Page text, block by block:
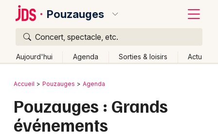
Pouzauges
Concert, spectacle, etc.
Aujourd'hui Agenda Sorties & loisirs Actu
Publier un événement
Bordeaux
Colmar
Retour
Accueil Pouzauges Agenda
Pouzauges : Grands
événements
Quoi ?
Où ?
Pays de la Loire
Partout Près de moi Changer de lieu
Quand ?